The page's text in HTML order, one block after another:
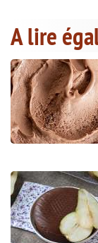
A lire